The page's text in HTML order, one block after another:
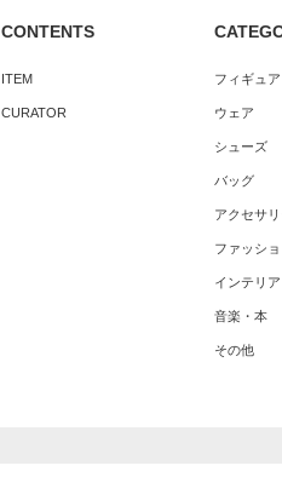
CONTENTS
ITEM
CURATOR
フィギュ
ウェア
シューズ
バッグ
アクセサ
ファッシ
インテリア
音楽・本
その他